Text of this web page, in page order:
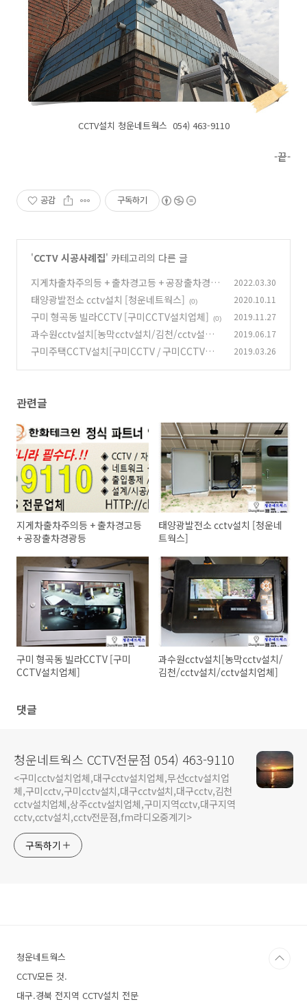
CCTV설치 청운네트웍스 054) 463-9110
-끝-
공감 구독하기
'CCTV 시공사례집' 카테고리의 다른 글
지게차출차주의등 + 출차경고등 + 공장출차경광
등
(0)
2022.03.30
태양광발전소 cctv설치 [청운네트웍스] (0) 2020.10.11
구미 형곡동 빌라CCTV [구미CCTV설치업체] (0) 2019.11.27
과수원cctv설치[농막cctv설치/김천/cctv설치/
cctv설치업체]
(0)
2019.06.17
구미주택CCTV설치[구미CCTV / 구미CCTV설
2019.03.26
관련글
지게차출차주의등 + 출차경고등
+ 공장출차경광등
태양광발전소 cctv설치 [청운네
트웍스]
구미 형곡동 빌라CCTV [구미
CCTV설치업체]
과수원cctv설치[농막cctv설치/
김천/cctv설치/cctv설치업체]
댓글
청운네트웍스 CCTV전문점 054) 463-9110
<구미cctv설치업체,대구cctv설치업체,무선cctv설치업
체,구미cctv,구미cctv설치,대구cctv설치,대구cctv,김천
cctv설치업체,상주cctv설치업체,구미지역cctv,대구지역
cctv,cctv설치,cctv전문점,fm라디오중계기>
구독하기
청운네트웍스
CCTV모든 것.
대구.경북 전지역 CCTV설치 전문